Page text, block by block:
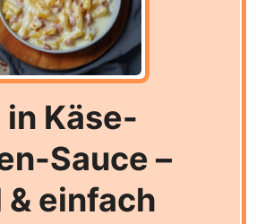
Käse-
Sauce –
einfach